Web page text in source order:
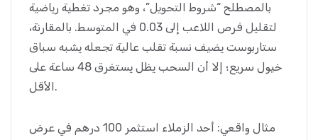
بالمصطلح “شروط التحويل”، وهو مجرد تغطية رياضية
لتقليل فرص اللاعب إلى 0.03 في المتوسط. بالمقارنة،
ستاربوست يضيف نسبة تقلب عالية تجعله يشبه سباق
خيول سريع؛ إلا أن السحب يظل يستغرق 48 ساعة على
الأقل.
مثال واقعي: أحد الزملاء استثمر 100 درهم في عرض